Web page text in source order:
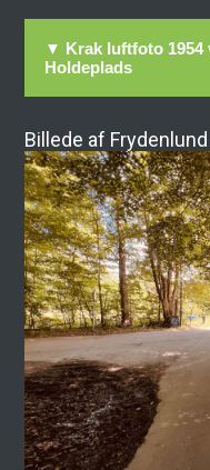
▼ Krak luftfoto 1954
Holdeplads
Billede af